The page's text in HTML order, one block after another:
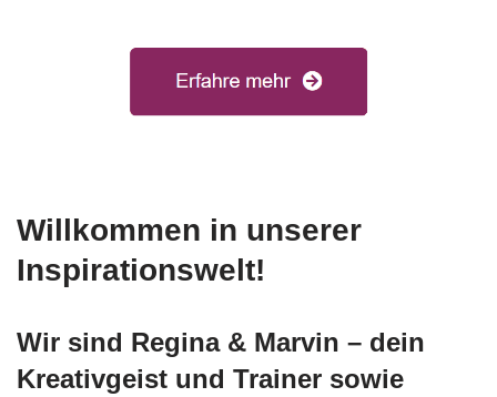
Willkommen in unserer
Inspirationswelt!
Wir sind Regina & Marvin – dein
Kreativgeist und Trainer sowie